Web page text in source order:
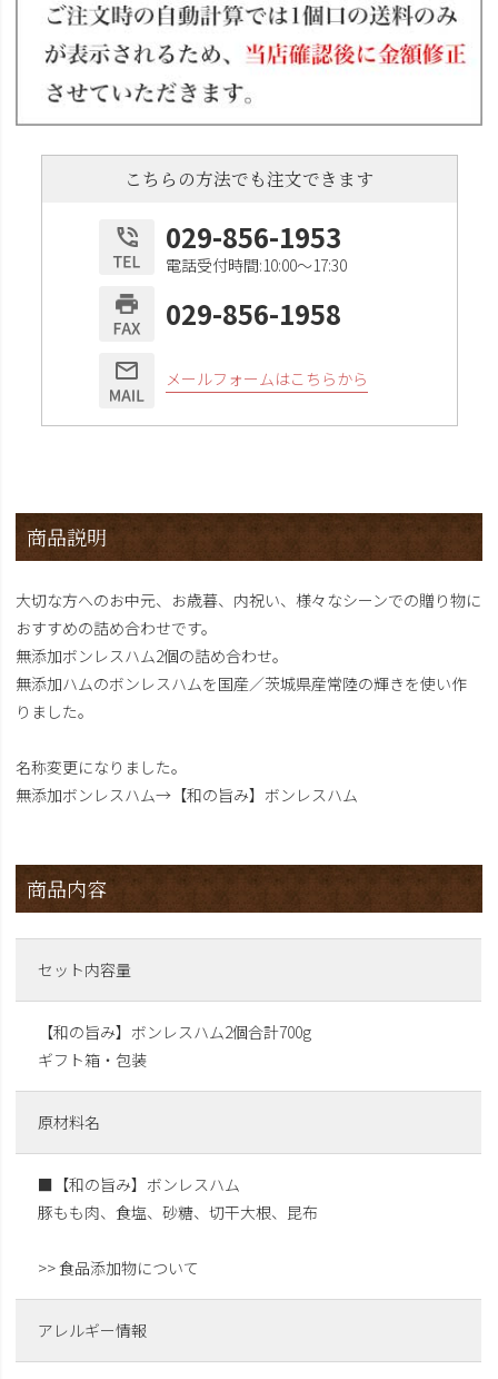
こちらの方法でも注文できます
029-856-1953
電話受付時間:10:00〜17:30
029-856-1958
メールフォームはこちらから
商品説明
大切な方へのお中元、お歳暮、内祝い、様々なシーンでの贈り物に
おすすめの詰め合わせです。
無添加ボンレスハム2個の詰め合わせ。
無添加ハムのボンレスハムを国産／茨城県産常陸の輝きを使い作
りました。
名称変更になりました。
無添加ボンレスハム→【和の旨み】ボンレスハム
商品内容
セット内容量
【和の旨み】ボンレスハム2個合計700g
ギフト箱・包装
原材料名
■【和の旨み】ボンレスハム
豚もも肉、食塩、砂糖、切干大根、昆布
>> 食品添加物について
アレルギー情報